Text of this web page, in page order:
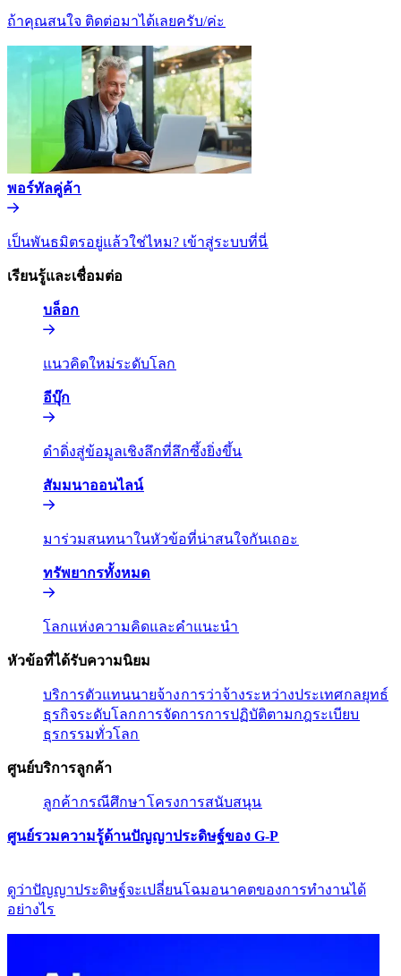
ถ้าคุณสนใจ ติดต่อมาได้เลยครับ/ค่ะ​​
พอร์ทัลคู่ค้า​​
เป็นพันธมิตรอยู่แล้วใช่ไหม? เข้าสู่ระบบที่นี่​​
เรียนรู้และเชื่อมต่อ​​
บล็อก​​
แนวคิดใหม่ระดับโลก​​
อีบุ๊ก​​
ดำดิ่งสู่ข้อมูลเชิงลึกที่ลึกซึ้งยิ่งขึ้น​​
สัมมนาออนไลน์​​
มาร่วมสนทนาในหัวข้อที่น่าสนใจกันเถอะ​​
ทรัพยากรทั้งหมด​​
โลกแห่งความคิดและคำแนะนำ​​
หัวข้อที่ได้รับความนิยม​​
บริการตัวแทนนายจ้าง​​การว่าจ้างระหว่างประเทศ​​กลยุทธ์
ธุรกิจระดับโลก​​การจัดการการปฏิบัติตามกฎระเบียบ​​
ธุรกรรมทั่วโลก​​
ศูนย์บริการลูกค้า​​
ลูกค้า​​กรณีศึกษา​​โครงการสนับสนุน​​
ศูนย์รวมความรู้ด้านปัญญาประดิษฐ์ของ G-P​​
ดูว่าปัญญาประดิษฐ์จะเปลี่ยนโฉมอนาคตของการทำงานได้
อย่างไร​​